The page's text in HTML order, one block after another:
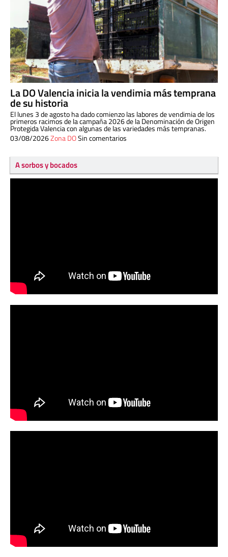
La DO Valencia inicia la vendimia más temprana
de su historia
El lunes 3 de agosto ha dado comienzo las labores de vendimia de los
primeros racimos de la campaña 2026 de la Denominación de Origen
Protegida Valencia con algunas de las variedades más tempranas.
03/08/2026Zona DOSin comentarios
A sorbos y bocados